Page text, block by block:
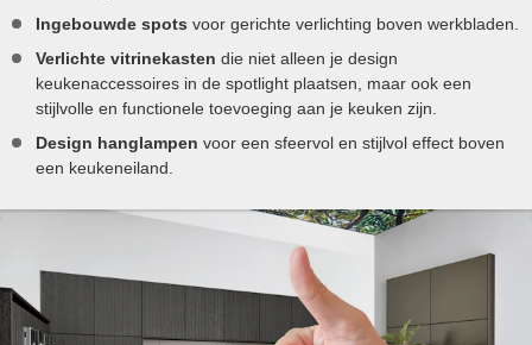
Ingebouwde spots voor gerichte verlichting boven werkbladen.
Verlichte vitrinekasten die niet alleen je design
keukenaccessoires in de spotlight plaatsen, maar ook een
stijlvolle en functionele toevoeging aan je keuken zijn.
Design hanglampen voor een sfeervol en stijlvol effect boven
een keukeneiland.